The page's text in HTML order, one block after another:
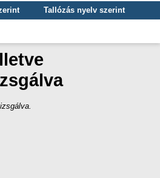
Tallózás nyelv szerint